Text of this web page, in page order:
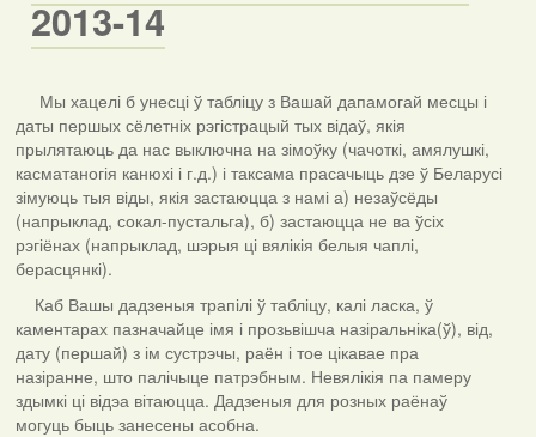
2013-14
Мы хацелі б унесці ў табліцу з Вашай дапамогай месцы і
даты першых сёлетніх рэгістрацый тых відаў, якія
прылятаюць да нас выключна на зімоўку (чачоткі, амялушкі,
касматаногія канюхі і г.д.) і таксама прасачыць дзе ў Беларусі
зімуюць тыя віды, якія застаюцца з намі а) незаўсёды
(напрыклад, сокал-пустальга), б) застаюцца не ва ўсіх
рэгіёнах (напрыклад, шэрыя ці вялікія белыя чаплі,
берасцянкі).
Каб Вашы дадзеныя трапілі ў табліцу, калі ласка, ў
каментарах пазначайце імя і прозьвішча назіральніка(ў), від,
дату (першай) з ім сустрэчы, раён і тое цікавае пра
назіранне, што палічыце патрэбным. Невялікія па памеру
здымкі ці відэа вітаюцца. Дадзеныя для розных раёнаў
могуць быць занесены асобна.